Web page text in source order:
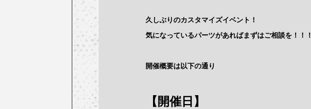
久しぶりのカスタマイズイベント！
気になっているパーツがあればまずはご相談を！！！
開催概要は以下の通り
【開催日】